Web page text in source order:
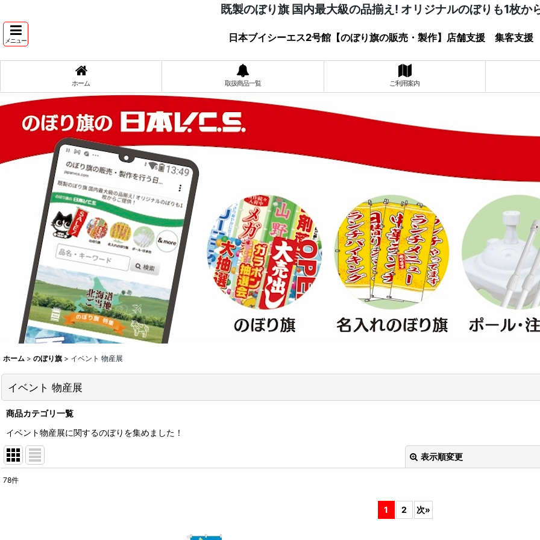
既製のぼり旗 国内最大級の品揃え! オリジナルのぼりも1枚か
メニュー 日本ブイシーエス2号館【のぼり旗の販売・製作】店舗支援 集客支
ホーム 取扱商品一覧 ご利用案内
ホーム > のぼり旗 > イベント 物産展
イベント 物産展
商品カテゴリ一覧
イベント物産展に関するのぼりを集めました！
表示順変更
78件
1 2 次»